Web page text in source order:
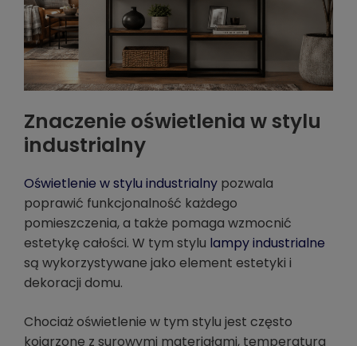
Znaczenie oświetlenia w stylu
industrialny
Oświetlenie w stylu industrialny pozwala
poprawić funkcjonalność każdego
pomieszczenia, a także pomaga wzmocnić
estetykę całości. W tym stylu lampy industrialne
są wykorzystywane jako element estetyki i
dekoracji domu.
Chociaż oświetlenie w tym stylu jest często
kojarzone z surowymi materiałami, temperatura